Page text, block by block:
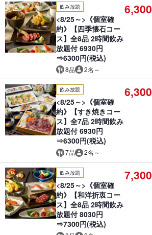
飲み放題
<8/25～>《個室確
約》【四季懐石コー
ス】全8品 2時間飲み
放題付 6930円
⇒6300円(税込)
8品 2名～
6,300
飲み放題
<8/25～>《個室確
約》【すき焼きコー
ス】全7品 2時間飲み
放題付 6930円
⇒6300円(税込)
7品 2名～
6,300
飲み放題
<8/25～>《個室確
約》【和洋折衷コー
ス】全8品 2時間飲み
放題付 8030円
⇒7300円(税込)
7,300